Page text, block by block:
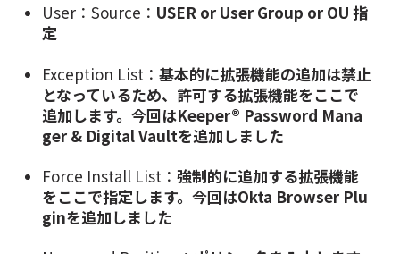
User：Source： USER or User Group or OU 指
定
Exception List：基本的に拡張機能の追加は禁止
となっているため、許可する拡張機能をここで
追加します。今回はKeeper® Password Mana
ger & Digital Vaultを追加しました
Force Install List：強制的に追加する拡張機能
をここで指定します。今回はOkta Browser Plu
ginを追加しました